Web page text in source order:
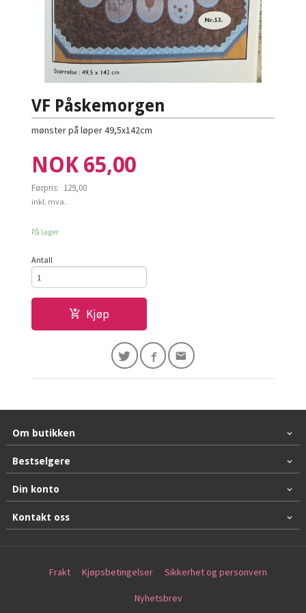
VF Påskemorgen
mønster på løper 49,5x142cm
Tilbud
NOK 65,00
Førpris: 129,00
Rabatt
inkl. mva.
På lager
Antall
Kjøp
Om butikken
Bestselgere
Din konto
Kontakt oss
Frakt Kjøpsbetingelser Sikkerhet og personvern
Nyhetsbrev